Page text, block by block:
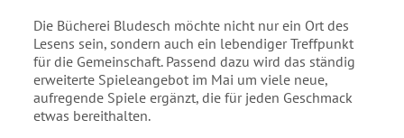
Die Bücherei Bludesch möchte nicht nur ein Ort des
Lesens sein, sondern auch ein lebendiger Treffpunkt
für die Gemeinschaft. Passend dazu wird das ständig
erweiterte Spieleangebot im Mai um viele neue,
aufregende Spiele ergänzt, die für jeden Geschmack
etwas bereithalten.